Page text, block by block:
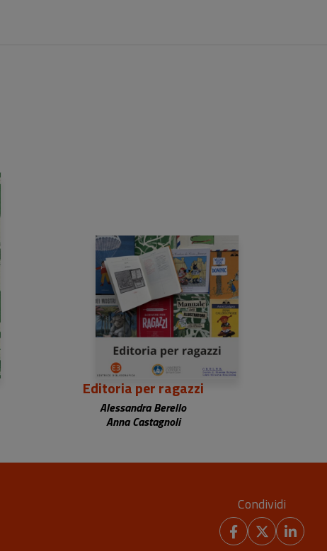
Editoria per ragazzi
Alessandra Berello
Anna Castagnoli
Condividi